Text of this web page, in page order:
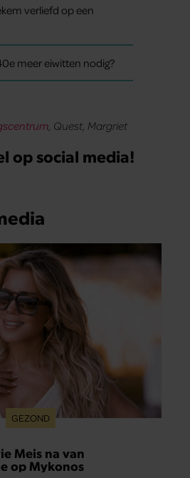
verliefd op een
meer eiwitten nodig?
, Quest, Margriet
op social media!
GEZOND
Meis na van
op Mykonos